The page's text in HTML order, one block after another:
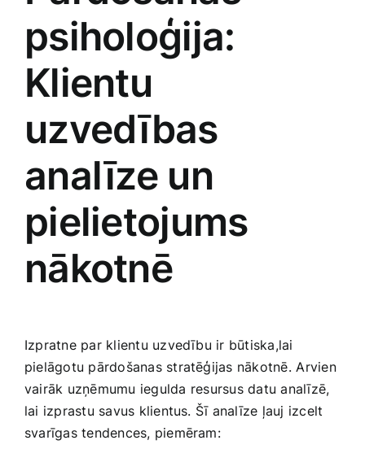
psiholoģija:⁣
Klientu
uzvedības
analīze un
pielietojums
nākotnē
Izpratne par klientu uzvedību ir būtiska,lai
pielāgotu ‍pārdošanas stratēģijas nākotnē. ⁢Arvien
‍vairāk uzņēmumu iegulda⁤ resursus datu analīzē,
lai izprastu savus klientus. Šī​ analīze ‌ļauj ‍izcelt
‍svarīgas tendences, piemēram: